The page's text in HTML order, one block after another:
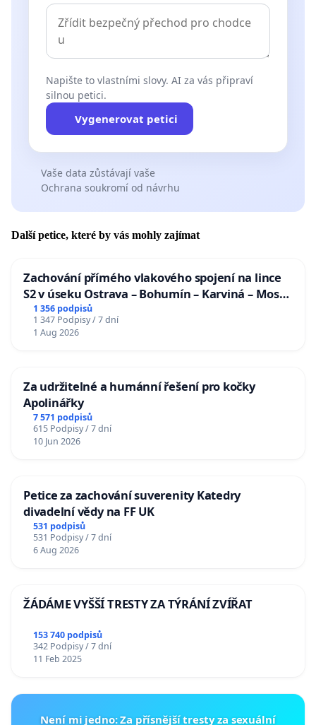
Napište to vlastními slovy. AI za vás připraví
silnou petici.
Vygenerovat petici
Vaše data zůstávají vaše
Ochrana soukromí od návrhu
Další petice, které by vás mohly zajímat
Zachování přímého vlakového spojení na lince
S2 v úseku Ostrava – Bohumín – Karviná – Mosty
u Jablunkova
1 356 podpisů
1 347 Podpisy / 7 dní
1 Aug 2026
Za udržitelné a humánní řešení pro kočky
Apolinářky
7 571 podpisů
615 Podpisy / 7 dní
10 Jun 2026
Petice za zachování suverenity Katedry
divadelní vědy na FF UK
531 podpisů
531 Podpisy / 7 dní
6 Aug 2026
ŽÁDÁME VYŠŠÍ TRESTY ZA TÝRÁNÍ ZVÍŘAT
153 740 podpisů
342 Podpisy / 7 dní
11 Feb 2025
Není mi jedno: Za přísnější tresty za sexuální